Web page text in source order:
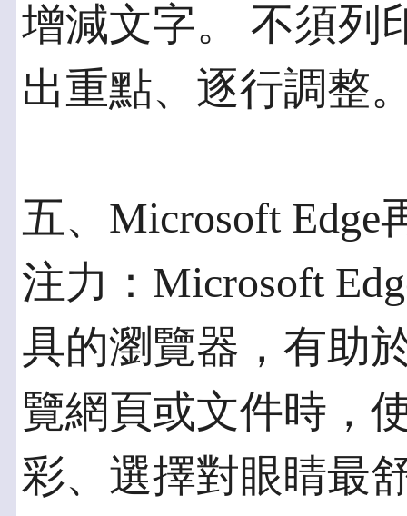
增減文字。 不須列
出重點、逐行調整
五、Microsoft
注力：Microsoft
具的瀏覽器，有助
覽網頁或文件時，
彩、選擇對眼睛最